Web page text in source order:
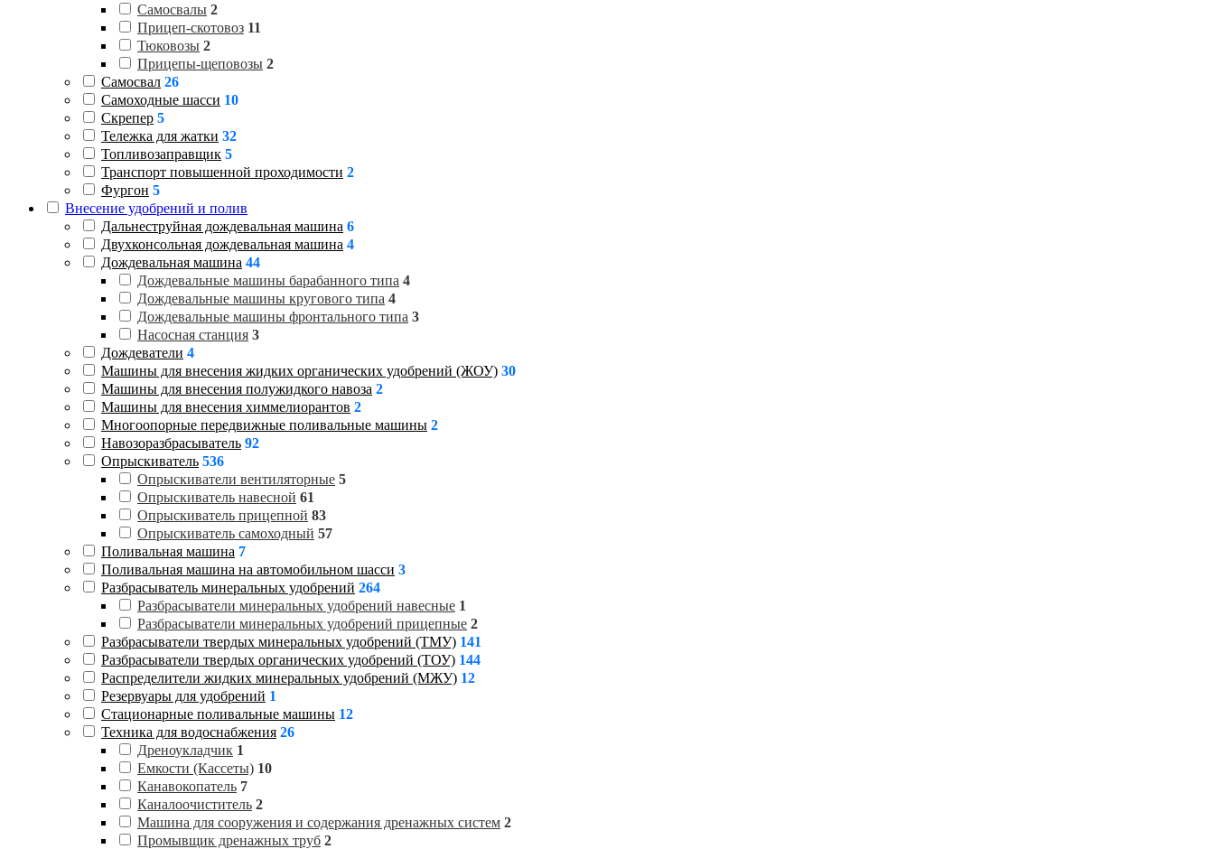
Самосвалы 2
Прицеп-скотовоз 11
Тюковозы 2
Прицепы-щеповозы 2
Самосвал 26
Самоходные шасси 10
Скрепер 5
Тележка для жатки 32
Топливозаправщик 5
Транспорт повышенной проходимости 2
Фургон 5
Внесение удобрений и полив
Дальнеструйная дождевальная машина 6
Двухконсольная дождевальная машина 4
Дождевальная машина 44
Дождевальные машины барабанного типа 4
Дождевальные машины кругового типа 4
Дождевальные машины фронтального типа 3
Насосная станция 3
Дождеватели 4
Машины для внесения жидких органических удобрений (ЖОУ) 30
Машины для внесения полужидкого навоза 2
Машины для внесения химмелиорантов 2
Многоопорные передвижные поливальные машины 2
Навозоразбрасыватель 92
Опрыскиватель 536
Опрыскиватели вентиляторные 5
Опрыскиватель навесной 61
Опрыскиватель прицепной 83
Опрыскиватель самоходный 57
Поливальная машина 7
Поливальная машина на автомобильном шасси 3
Разбрасыватель минеральных удобрений 264
Разбрасыватели минеральных удобрений навесные 1
Разбрасыватели минеральных удобрений прицепные 2
Разбрасыватели твердых минеральных удобрений (ТМУ) 141
Разбрасыватели твердых органических удобрений (ТОУ) 144
Распределители жидких минеральных удобрений (МЖУ) 12
Резервуары для удобрений 1
Стационарные поливальные машины 12
Техника для водоснабжения 26
Дреноукладчик 1
Емкости (Кассеты) 10
Канавокопатель 7
Каналоочиститель 2
Машина для сооружения и содержания дренажных систем 2
Промывщик дренажных труб 2